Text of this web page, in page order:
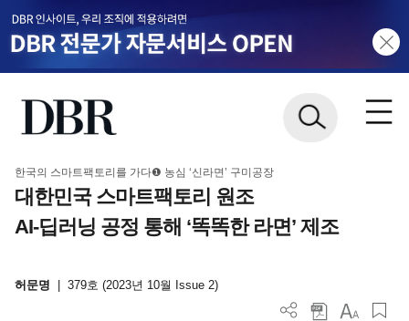
한국의 스마트팩토리를 가다❶ 농심 ‘신라면’ 구미공장
대한민국 스마트팩토리 원조
AI-딥러닝 공정 통해 ‘똑똑한 라면’ 제조
허문명 379호 (2023년 10월 Issue 2)